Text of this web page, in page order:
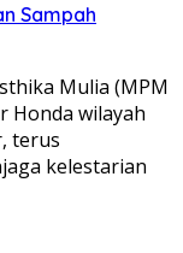
Sampah
Mulia (MPM
Honda wilayah
terus
kelestarian